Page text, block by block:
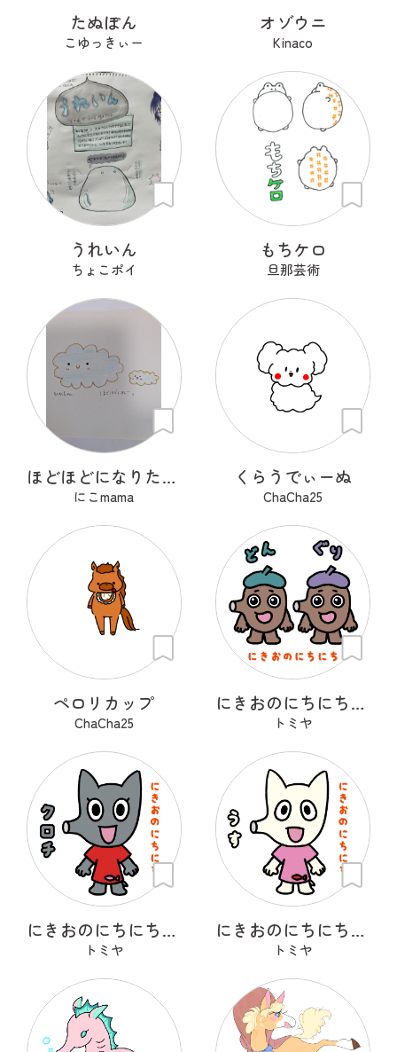
たぬぽん
こゆっきぃー
オゾウニ
Kinaco
うれいん
ちょこポイ
もちケロ
旦那芸術
ほどほどになりたいもくもくちゃん。
にこmama
くらうでぃーぬ
ChaCha25
ペロリカップ
ChaCha25
にきおのにちにち・どん＆ぐり
トミヤ
にきおのにちにち・クロチ
トミヤ
にきおのにちにち・うす
トミヤ